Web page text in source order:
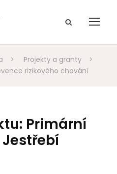
> Projekty a granty
>
rizikového chování
Primární
Jestřebí